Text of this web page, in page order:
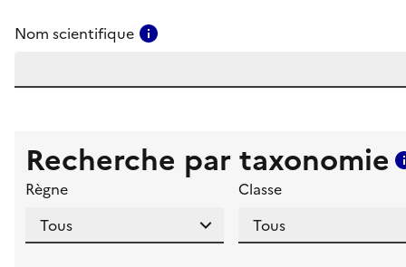
Nom scientifique
Recherche par taxonomie
Règne Classe